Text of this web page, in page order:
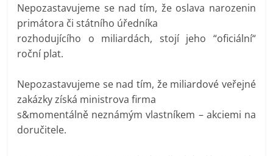
Nepozastavujeme se nad tím, že oslava narozenin
primátora či státního úředníka
rozhodujícího o miliardách, stojí jeho “oficiální“
roční plat.
Nepozastavujeme se nad tím, že miliardové veřejné
zakázky získá ministrova firma
s&momentálně neznámým vlastníkem – akciemi na
doručitele.